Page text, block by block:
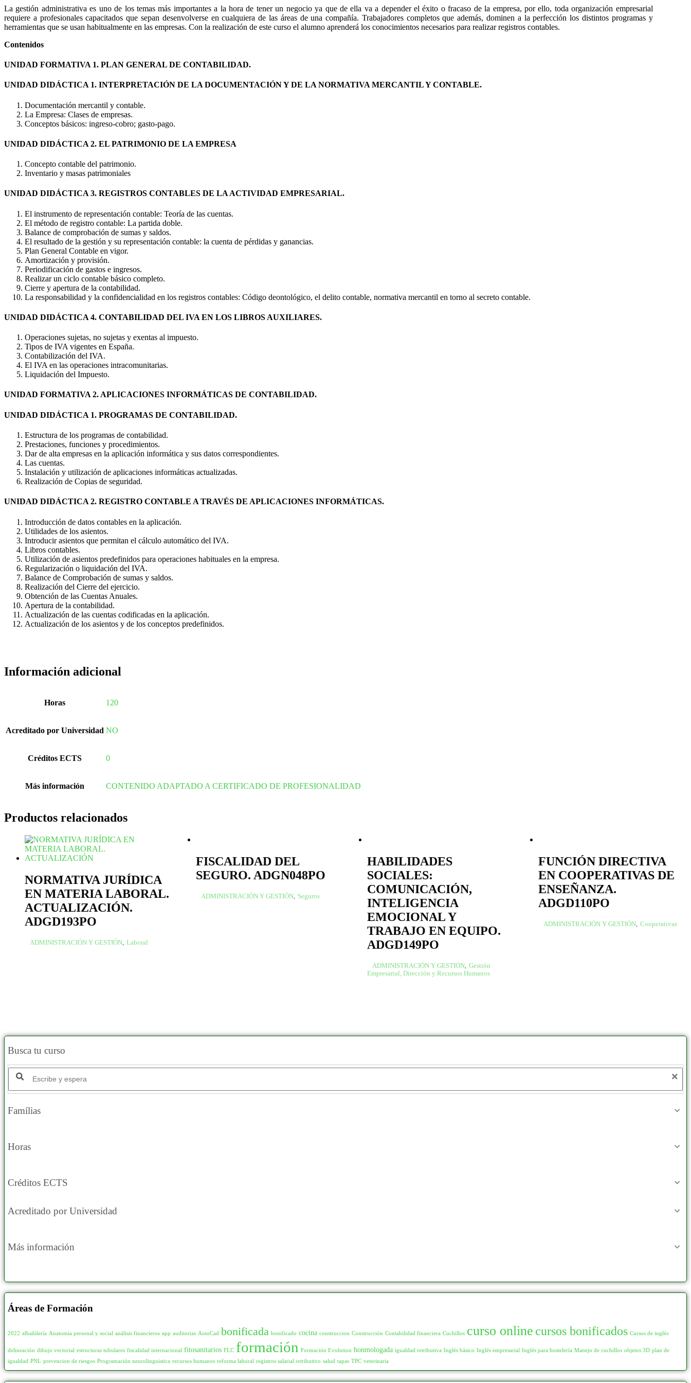
La gestión administrativa es uno de los temas más importantes a la hora de tener un negocio ya que de ella va a depender el éxito o fracaso de la empresa, por ello, toda organización empresarial
requiere a profesionales capacitados que sepan desenvolverse en cualquiera de las áreas de una compañía. Trabajadores completos que además, dominen a la perfección los distintos programas y
herramientas que se usan habitualmente en las empresas. Con la realización de este curso el alumno aprenderá los conocimientos necesarios para realizar registros contables.
Contenidos
UNIDAD FORMATIVA 1. PLAN GENERAL DE CONTABILIDAD.
UNIDAD DIDÁCTICA 1. INTERPRETACIÓN DE LA DOCUMENTACIÓN Y DE LA NORMATIVA MERCANTIL Y CONTABLE.
Documentación mercantil y contable.
La Empresa: Clases de empresas.
Conceptos básicos: ingreso-cobro; gasto-pago.
UNIDAD DIDÁCTICA 2. EL PATRIMONIO DE LA EMPRESA
Concepto contable del patrimonio.
Inventario y masas patrimoniales
UNIDAD DIDÁCTICA 3. REGISTROS CONTABLES DE LA ACTIVIDAD EMPRESARIAL.
El instrumento de representación contable: Teoría de las cuentas.
El método de registro contable: La partida doble.
Balance de comprobación de sumas y saldos.
El resultado de la gestión y su representación contable: la cuenta de pérdidas y ganancias.
Plan General Contable en vigor.
Amortización y provisión.
Periodificación de gastos e ingresos.
Realizar un ciclo contable básico completo.
Cierre y apertura de la contabilidad.
La responsabilidad y la confidencialidad en los registros contables: Código deontológico, el delito contable, normativa mercantil en torno al secreto contable.
UNIDAD DIDÁCTICA 4. CONTABILIDAD DEL IVA EN LOS LIBROS AUXILIARES.
Operaciones sujetas, no sujetas y exentas al impuesto.
Tipos de IVA vigentes en España.
Contabilización del IVA.
El IVA en las operaciones intracomunitarias.
Liquidación del Impuesto.
UNIDAD FORMATIVA 2. APLICACIONES INFORMÁTICAS DE CONTABILIDAD.
UNIDAD DIDÁCTICA 1. PROGRAMAS DE CONTABILIDAD.
Estructura de los programas de contabilidad.
Prestaciones, funciones y procedimientos.
Dar de alta empresas en la aplicación informática y sus datos correspondientes.
Las cuentas.
Instalación y utilización de aplicaciones informáticas actualizadas.
Realización de Copias de seguridad.
UNIDAD DIDÁCTICA 2. REGISTRO CONTABLE A TRAVÉS DE APLICACIONES INFORMÁTICAS.
Introducción de datos contables en la aplicación.
Utilidades de los asientos.
Introducir asientos que permitan el cálculo automático del IVA.
Libros contables.
Utilización de asientos predefinidos para operaciones habituales en la empresa.
Regularización o liquidación del IVA.
Balance de Comprobación de sumas y saldos.
Realización del Cierre del ejercicio.
Obtención de las Cuentas Anuales.
Apertura de la contabilidad.
Actualización de las cuentas codificadas en la aplicación.
Actualización de los asientos y de los conceptos predefinidos.
Información adicional
Horas 120
Acreditado por Universidad NO
Créditos ECTS 0
Más información CONTENIDO ADAPTADO A CERTIFICADO DE PROFESIONALIDAD
Productos relacionados
NORMATIVA JURÍDICA
EN MATERIA LABORAL.
ACTUALIZACIÓN.
ADGD193PO
ADMINISTRACIÓN Y GESTIÓN, Laboral
FISCALIDAD DEL
SEGURO. ADGN048PO
ADMINISTRACIÓN Y GESTIÓN, Seguros
HABILIDADES
SOCIALES:
COMUNICACIÓN,
INTELIGENCIA
EMOCIONAL Y
TRABAJO EN EQUIPO.
ADGD149PO
ADMINISTRACIÓN Y GESTIÓN, Gestión
Empresarial, Dirección y Recursos Humanos
FUNCIÓN DIRECTIVA
EN COOPERATIVAS DE
ENSEÑANZA.
ADGD110PO
ADMINISTRACIÓN Y GESTIÓN, Cooperativas
Busca tu curso
Famílias
Horas
Créditos ECTS
Acreditado por Universidad
Más información
Áreas de Formación
2022 albañilería Anatomia personal y social análisis financieros app auditorias AutoCad bonificada bonificado cocina construccion Construcción Contabilidad financiera Cuchillos curso online cursos bonificados Cursos de inglés
delineación dibujo vectorial estructuras tubulares fiscalidad internacional fitosanitarios FLC formación Formación Evolution honmologada igualdad retributiva Inglés básico Inglés empresarial Inglés para hostelería Manejo de cuchillos objetos 3D plan de
igualdad PNL prevencion de riesgos Programación neurolinguistica recursos humanos reforma laboral registros salarial retributivo salud tapas TPC veterinaria